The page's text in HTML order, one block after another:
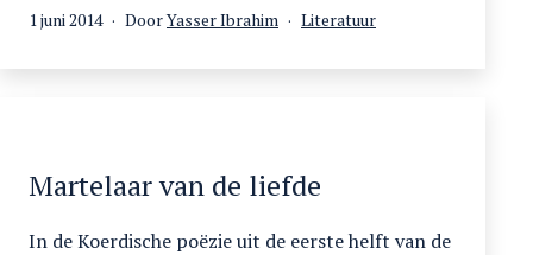
van
Gepubliceerd
1 juni 2014 DoorYasser Ibrahim
Gecategoriseerd
Literatuur
Martelaar van de liefde
In de Koerdische poëzie uit de eerste helft van de